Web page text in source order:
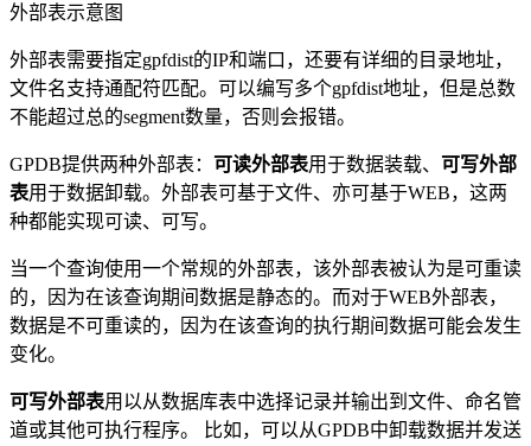
外部表示意图
外部表需要指定gpfdist的IP和端口，还要有详细的目录地址，
文件名支持通配符匹配。可以编写多个gpfdist地址，但是总数
不能超过总的segment数量，否则会报错。
GPDB提供两种外部表： 可读外部表用于数据装载、 可写外部
表用于数据卸载。外部表可基于文件、亦可基于WEB，这两
种都能实现可读、可写。
当一个查询使用一个常规的外部表，该外部表被认为是可重读
的，因为在该查询期间数据是静态的。而对于WEB外部表，
数据是不可重读的，因为在该查询的执行期间数据可能会发生
变化。
可写外部表用以从数据库表中选择记录并输出到文件、命名管
道或其他可执行程序。 比如，可以从GPDB中卸载数据并发送